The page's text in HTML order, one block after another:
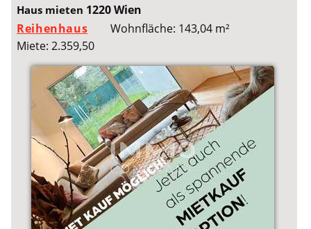
Haus mieten 1220 Wien
Reihenhaus
Wohnfläche: 143,04 m²
Miete: 2.359,50